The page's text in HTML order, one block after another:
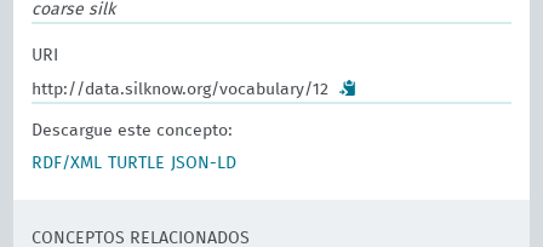
coarse silk
URI
http://data.silknow.org/vocabulary/12
Descargue este concepto:
RDF/XML
TURTLE JSON-LD
CONCEPTOS RELACIONADOS